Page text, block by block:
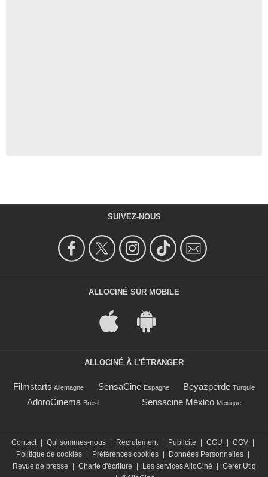
SUIVEZ-NOUS
ALLOCINÉ SUR MOBILE
ALLOCINÉ À L'ÉTRANGER
Filmstarts Allemagne SensaCine Espagne Beyazperde Turquie
AdoroCinema Brésil Sensacine México Mexique
Contact Qui sommes-nous Recrutement Publicité CGU CGV
Politique de cookies
Préférences cookies Données Personnelles
Revue de presse
Charte d'écriture Les services AlloCiné
Gérer Utiq